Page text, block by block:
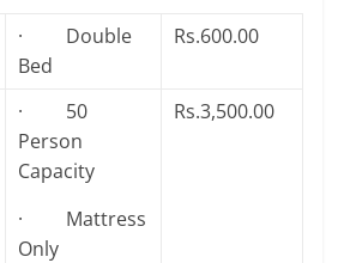
· Double
Bed
Rs.600.00
· 50
Person
Capacity
· Mattress
Only
Rs.3,500.00